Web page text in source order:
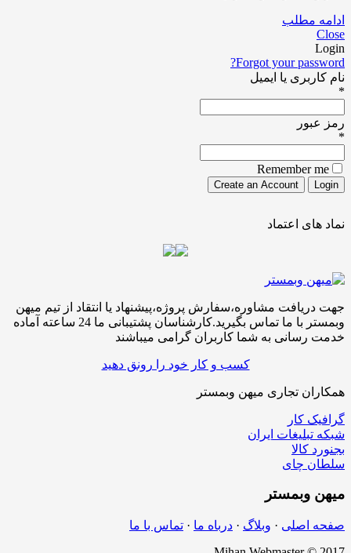
ادامه مطلب
Close
Login
Forgot your password?
نام کاربری یا ایمیل
*
رمز عبور
*
Remember me
نماد های اعتماد
جهت دریافت مشاوره،سفارش پروژه،پیشنهاد یا انتقاد از تیم میهن
وبمستر با ما تماس بگیرید.کارشناسان پشتیبانی ما 24 ساعته آماده
خدمت رسانی به شما کاربران گرامی میباشند
کسب و کار خود را رونق دهید
همکاران تجاری میهن وبمستر
گرافیک کار
شبکه تبلیغات ایران
بجنورد کالا
سلطان چای
میهن وبمستر
صفحه اصلی · وبلاگ · درباه ما · تماس با ما